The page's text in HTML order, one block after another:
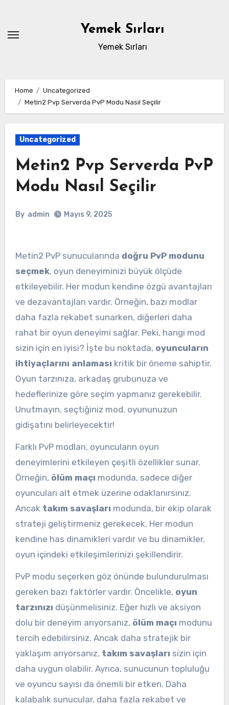
content
Yemek Sırları
Yemek Sırları
Home
Uncategorized
Metin2 Pvp Serverda PvP Modu Nasıl Seçilir
Uncategorized
Metin2 Pvp Serverda PvP
Modu Nasıl Seçilir
By admin Mayıs 9, 2025
Metin2 PvP sunucularında doğru PvP modunu
seçmek, oyun deneyiminizi büyük ölçüde
etkileyebilir. Her modun kendine özgü avantajları
ve dezavantajları vardır. Örneğin, bazı modlar
daha fazla rekabet sunarken, diğerleri daha
rahat bir oyun deneyimi sağlar. Peki, hangi mod
sizin için en iyisi? İşte bu noktada, oyuncuların
ihtiyaçlarını anlaması kritik bir öneme sahiptir.
Oyun tarzınıza, arkadaş grubunuza ve
hedeflerinize göre seçim yapmanız gerekebilir.
Unutmayın, seçtiğiniz mod, oyununuzun
gidişatını belirleyecektir!
Farklı PvP modları, oyuncuların oyun
deneyimlerini etkileyen çeşitli özellikler sunar.
Örneğin, ölüm maçı modunda, sadece diğer
oyuncuları alt etmek üzerine odaklanırsınız.
Ancak takım savaşları modunda, bir ekip olarak
strateji geliştirmeniz gerekecek. Her modun
kendine has dinamikleri vardır ve bu dinamikler,
oyun içindeki etkileşimlerinizi şekillendirir.
PvP modu seçerken göz önünde bulundurulması
gereken bazı faktörler vardır. Öncelikle, oyun
tarzınızı düşünmelisiniz. Eğer hızlı ve aksiyon
dolu bir deneyim arıyorsanız, ölüm maçı modunu
tercih edebilirsiniz. Ancak daha stratejik bir
yaklaşım arıyorsanız, takım savaşları sizin için
daha uygun olabilir. Ayrıca, sunucunun topluluğu
ve oyuncu sayısı da önemli bir etken. Daha
kalabalık sunucular, daha fazla rekabet ve